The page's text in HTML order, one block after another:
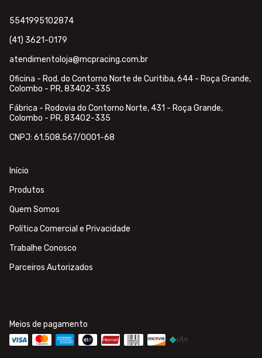
5541995102874
(41) 3621-0179
atendimentoloja@mcpracing.com.br
Oficina - Rod. do Contorno Norte de Curitiba, 644 - Roça Grande,
Colombo - PR, 83402-335
Fábrica - Rodovia do Contorno Norte, 431 - Roça Grande,
Colombo - PR, 83402-335
CNPJ: 61.508.567/0001-68
Início
Produtos
Quem Somos
Política Comercial e Privacidade
Trabalhe Conosco
Parceiros Autorizados
Meios de pagamento